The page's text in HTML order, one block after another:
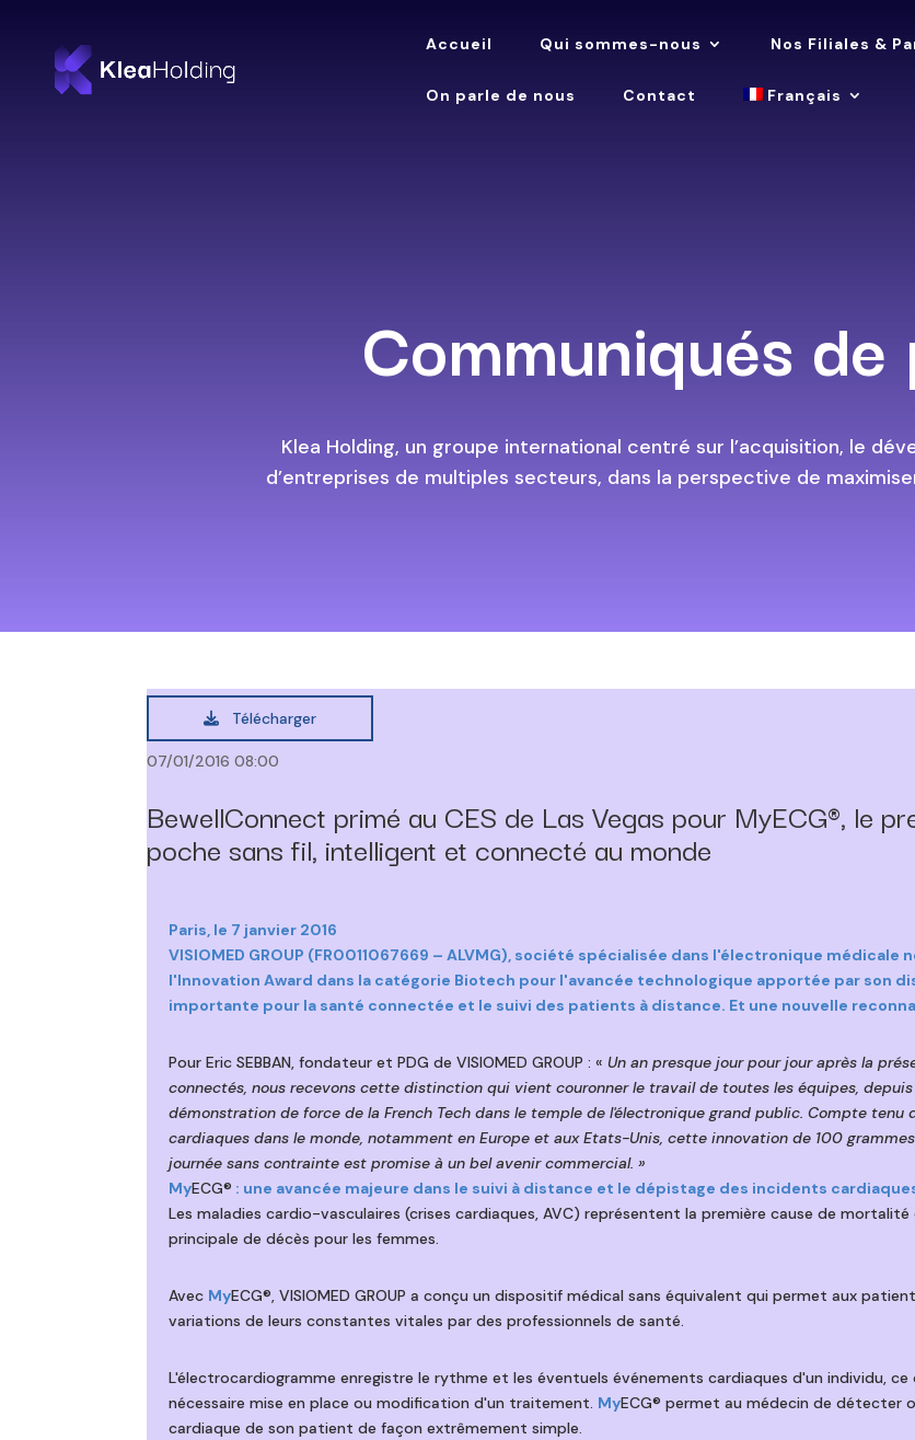
Accueil Qui sommes-nous Nos Filiales &
On parle de nous Contact Français
Communiqués de
Klea Holding, un groupe international centré sur l’acquisition, le
d’entreprises de multiples secteurs, dans la perspective de
Télécharger
07/01/2016 08:00
BewellConnect primé au CES de Las Vegas pour MyECG®, le
poche sans fil, intelligent et connecté au monde
Paris, le 7 janvier 2016
VISIOMED GROUP (FR0011067669 – ALVMG), société spécialisée dans l'électronique médicale
l'Innovation Award dans la catégorie Biotech pour l'avancée technologique apportée par son
importante pour la santé connectée et le suivi des patients à distance. Et une nouvelle
Pour Eric SEBBAN, fondateur et PDG de VISIOMED GROUP : « Un an presque jour pour jour après la
connectés, nous recevons cette distinction qui vient couronner le travail de toutes les équipes, depuis
démonstration de force de la French Tech dans le temple de l'électronique grand public. Compte
cardiaques dans le monde, notamment en Europe et aux Etats-Unis, cette innovation de 100
journée sans contrainte est promise à un bel avenir commercial. »
MyECG® : une avancée majeure dans le suivi à distance et le dépistage des incidents
Les maladies cardio-vasculaires (crises cardiaques, AVC) représentent la première cause de mortalité
principale de décès pour les femmes.
Avec MyECG®, VISIOMED GROUP a conçu un dispositif médical sans équivalent qui permet aux
variations de leurs constantes vitales par des professionnels de santé.
L'électrocardiogramme enregistre le rythme et les éventuels événements cardiaques d'un individu,
nécessaire mise en place ou modification d'un traitement. MyECG® permet au médecin de détecter
cardiaque de son patient de façon extrêmement simple.